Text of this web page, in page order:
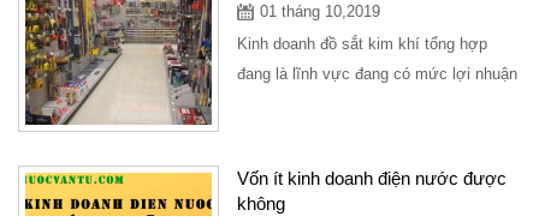
01 tháng 10,2019
Kinh doanh đồ sắt kim khí tổng hợp
đang là lĩnh vực đang có mức lợi nhuận
Vốn ít kinh doanh điện nước được
không